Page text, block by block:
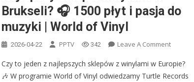
Brukseli? 🎧 1500 płyt i pasja do
muzyki | World of Vinyl
2026-04-22 PPTV 342 Leave A CommentOn
Sklep
Z
Czy to jeden z najlepszych sklepów z winylami w Europie?
🎶 W programie World of Vinyl odwiedzamy Turtle Records